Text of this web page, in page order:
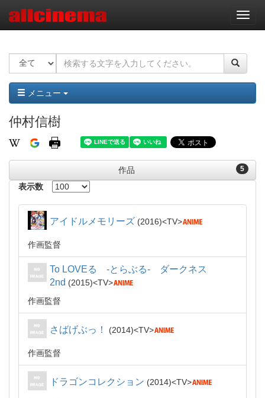
ナ
ビ
ー
ョ
ン
メニュー
仲村信樹
5
作品
表示数
アイドルメモリーズ 2016 TV
作画監督
To LOVEる -とらぶる- ダークネス
2nd
2015
TV
作画監督
さばげぶっ！ 2014 TV
作画監督
ドラゴンコレクション 2014 TV